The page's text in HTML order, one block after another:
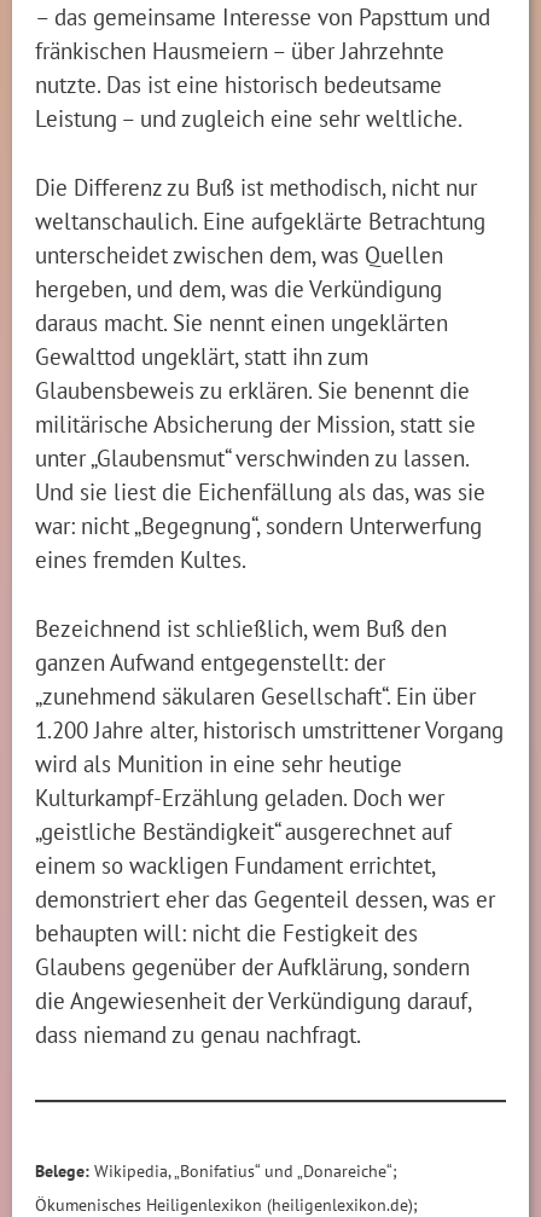
– das gemeinsame Interesse von Papsttum und
fränkischen Hausmeiern – über Jahrzehnte
nutzte. Das ist eine historisch bedeutsame
Leistung – und zugleich eine sehr weltliche.
Die Differenz zu Buß ist methodisch, nicht nur
weltanschaulich. Eine aufgeklärte Betrachtung
unterscheidet zwischen dem, was Quellen
hergeben, und dem, was die Verkündigung
daraus macht. Sie nennt einen ungeklärten
Gewalttod ungeklärt, statt ihn zum
Glaubensbeweis zu erklären. Sie benennt die
militärische Absicherung der Mission, statt sie
unter „Glaubensmut“ verschwinden zu lassen.
Und sie liest die Eichenfällung als das, was sie
war: nicht „Begegnung“, sondern Unterwerfung
eines fremden Kultes.
Bezeichnend ist schließlich, wem Buß den
ganzen Aufwand entgegenstellt: der
„zunehmend säkularen Gesellschaft“. Ein über
1.200 Jahre alter, historisch umstrittener Vorgang
wird als Munition in eine sehr heutige
Kulturkampf-Erzählung geladen. Doch wer
„geistliche Beständigkeit“ ausgerechnet auf
einem so wackligen Fundament errichtet,
demonstriert eher das Gegenteil dessen, was er
behaupten will: nicht die Festigkeit des
Glaubens gegenüber der Aufklärung, sondern
die Angewiesenheit der Verkündigung darauf,
dass niemand zu genau nachfragt.
Belege: Wikipedia, „Bonifatius“ und „Donareiche“;
Ökumenisches Heiligenlexikon (heiligenlexikon.de);